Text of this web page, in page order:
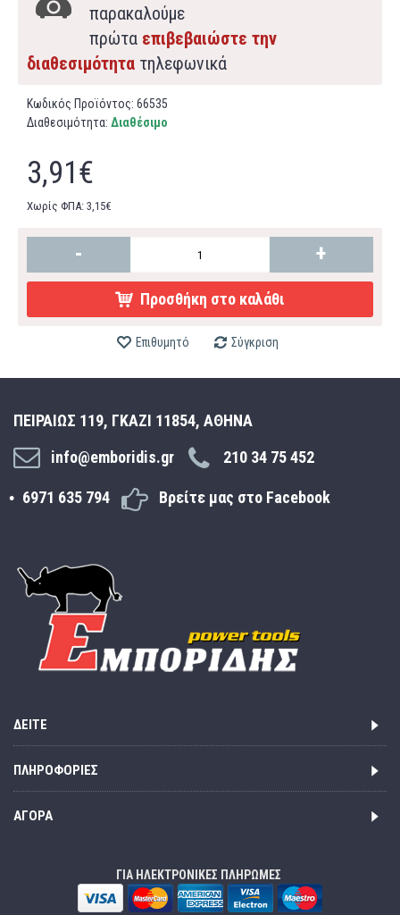
παρακαλούμε
πρώτα επιβεβαιώστε την
διαθεσιμότητα τηλεφωνικά
Κωδικός Προϊόντος: 66535
Διαθεσιμότητα: Διαθέσιμο
3,91€
Χωρίς ΦΠΑ: 3,15€
- +
Προσθήκη στο καλάθι
Επιθυμητό Σύγκριση
ΠΕΙΡΑΙΩΣ 119, ΓΚΑΖΙ 11854, ΑΘΗΝΑ
info@emboridis.gr
210 34 75 452
6971 635 794 Βρείτε μας στο Facebook
ΔΕΊΤΕ
ΠΛΗΡΟΦΟΡΊΕΣ
ΑΓΟΡΆ
ΓΙΑ ΗΛΕΚΤΡΟΝΙΚΕΣ ΠΛΗΡΩΜΕΣ